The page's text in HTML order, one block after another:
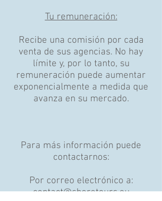
Tu remuneración:
Recibe una comisión por cada
venta de sus agencias. No hay
límite y, por lo tanto, su
remuneración puede aumentar
exponencialmente a medida que
avanza en su mercado.
Para más información puede
contactarnos:
Por correo electrónico a:
contact@shoretours.eu